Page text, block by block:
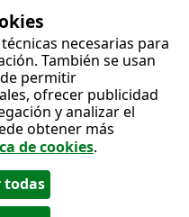
necesarias para
También se usan
permitir
ofrecer publicidad
y analizar el
obtener más
de cookies.